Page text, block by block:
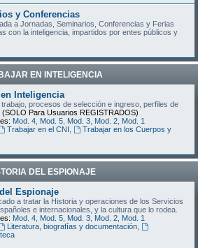
y Conferencias
a Jornadas, Seminarios, Conferencias y Ferias
con la inteligencia, impartidos por entes públicos y
EN INTELIGENCIA
Inteligencia
procesos de selección e ingreso, perfiles de
(SOLO Para Usuarios REGISTRADOS)
Mod. 4 Mod. 5 Mod. 3 Mod. 2 Mod. 1
Trabajar en el CNI
Trabajar en los Cuerpos y
DEL ESPIONAJE
Espionaje
a tratar la Historia y operaciones de los Servicios
e internacionales, y la cultura que lo rodea.
Mod. 4 Mod. 5 Mod. 3 Mod. 2 Mod. 1
Literatura, biografías y documentación,